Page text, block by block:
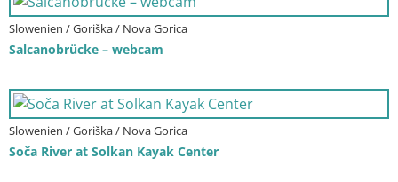
Slowenien / Goriška / Nova Gorica
Salcanobrücke – webcam
Slowenien / Goriška / Nova Gorica
Soča River at Solkan Kayak Center